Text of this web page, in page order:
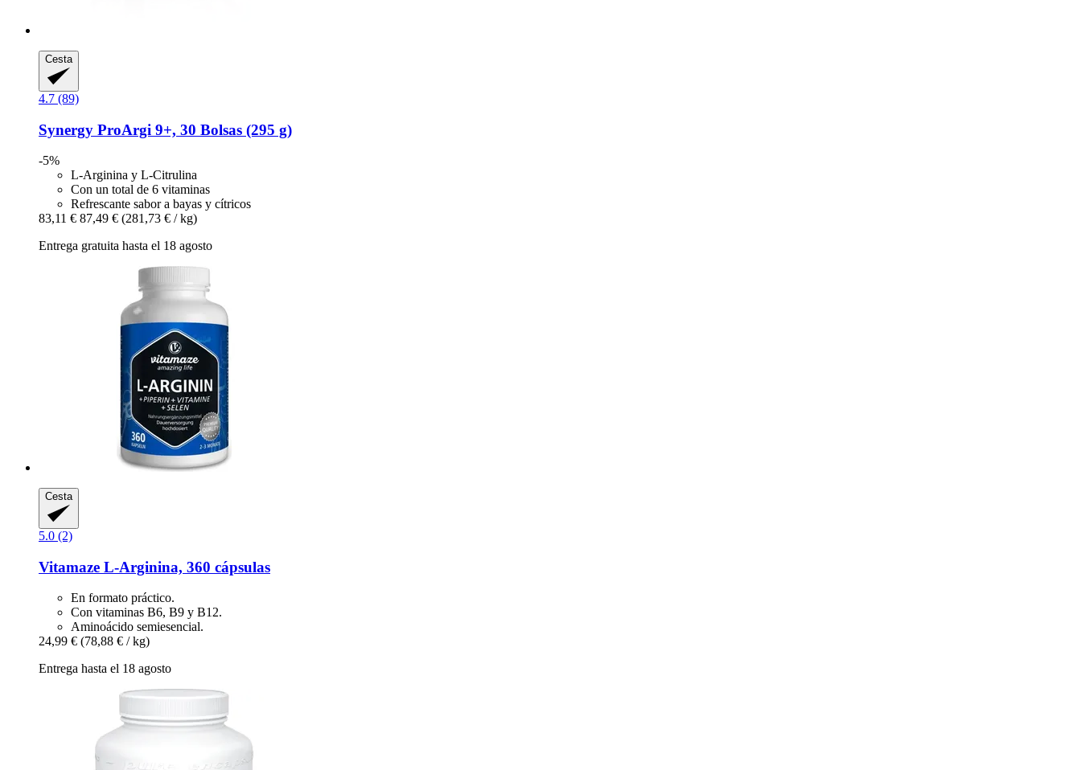
Cesta
4.7 (89)
Synergy ProArgi 9+, 30 Bolsas (295 g)
-5%
L-Arginina y L-Citrulina
Con un total de 6 vitaminas
Refrescante sabor a bayas y cítricos
83,11 € 87,49 € (281,73 € / kg)
Entrega gratuita hasta el 18 agosto
Cesta
5.0 (2)
Vitamaze L-​Arginina, 360 cápsulas
En formato práctico.
Con vitaminas B6, B9 y B12.
Aminoácido semiesencial.
24,99 € (78,88 € / kg)
Entrega hasta el 18 agosto